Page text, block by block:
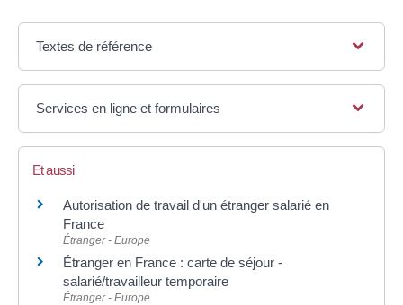
Textes de référence
Services en ligne et formulaires
Et aussi
Autorisation de travail d'un étranger salarié en
France
Étranger - Europe
Étranger en France : carte de séjour -
salarié/travailleur temporaire
Étranger - Europe